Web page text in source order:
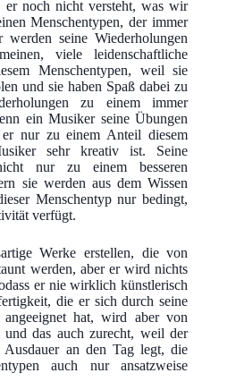
noch nicht versteht, was wir
Menschentypen, der immer
seine Wiederholungen
viele leidenschaftliche
Menschentypen, weil sie
und sie haben Spaß dabei zu
zu einem immer
ein Musiker seine Übungen
nur zu einem Anteil diesem
sehr kreativ ist. Seine
nur zu einem besseren
sie werden aus dem Wissen
Menschentyp nur bedingt,
verfügt.
Werke erstellen, die von
werden, aber er wird nichts
er nie wirklich künstlerisch
die er sich durch seine
angeeignet hat, wird aber von
das auch zurecht, weil der
Ausdauer an den Tag legt, die
auch nur ansatzweise